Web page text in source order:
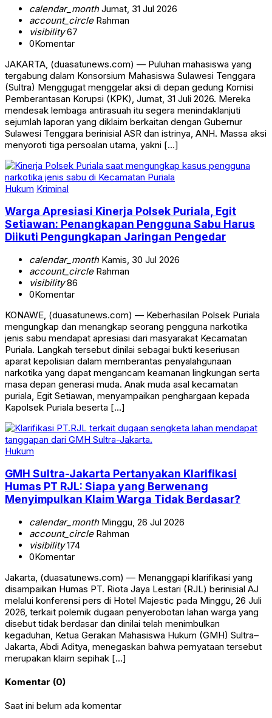
calendar_monthJumat, 31 Jul 2026
account_circleRahman
visibility67
0Komentar
JAKARTA, (duasatunews.com) — Puluhan mahasiswa yang
tergabung dalam Konsorsium Mahasiswa Sulawesi Tenggara
(Sultra) Menggugat menggelar aksi di depan gedung Komisi
Pemberantasan Korupsi (KPK), Jumat, 31 Juli 2026. Mereka
mendesak lembaga antirasuah itu segera menindaklanjuti
sejumlah laporan yang diklaim berkaitan dengan Gubernur
Sulawesi Tenggara berinisial ASR dan istrinya, ANH. Massa aksi
menyoroti tiga persoalan utama, yakni […]
Hukum Kriminal
Warga Apresiasi Kinerja Polsek Puriala, Egit
Setiawan: Penangkapan Pengguna Sabu Harus
Diikuti Pengungkapan Jaringan Pengedar
calendar_monthKamis, 30 Jul 2026
account_circleRahman
visibility86
0Komentar
KONAWE, (duasatunews.com) — Keberhasilan Polsek Puriala
mengungkap dan menangkap seorang pengguna narkotika
jenis sabu mendapat apresiasi dari masyarakat Kecamatan
Puriala. Langkah tersebut dinilai sebagai bukti keseriusan
aparat kepolisian dalam memberantas penyalahgunaan
narkotika yang dapat mengancam keamanan lingkungan serta
masa depan generasi muda. Anak muda asal kecamatan
puriala, Egit Setiawan, menyampaikan penghargaan kepada
Kapolsek Puriala beserta […]
Hukum
GMH Sultra-Jakarta Pertanyakan Klarifikasi
Humas PT RJL: Siapa yang Berwenang
Menyimpulkan Klaim Warga Tidak Berdasar?
calendar_monthMinggu, 26 Jul 2026
account_circleRahman
visibility174
0Komentar
Jakarta, (duasatunews.com) — Menanggapi klarifikasi yang
disampaikan Humas PT. Riota Jaya Lestari (RJL) berinisial AJ
melalui konferensi pers di Hotel Majestic pada Minggu, 26 Juli
2026, terkait polemik dugaan penyerobotan lahan warga yang
disebut tidak berdasar dan dinilai telah menimbulkan
kegaduhan, Ketua Gerakan Mahasiswa Hukum (GMH) Sultra–
Jakarta, Abdi Aditya, menegaskan bahwa pernyataan tersebut
merupakan klaim sepihak […]
Komentar (0)
Saat ini belum ada komentar